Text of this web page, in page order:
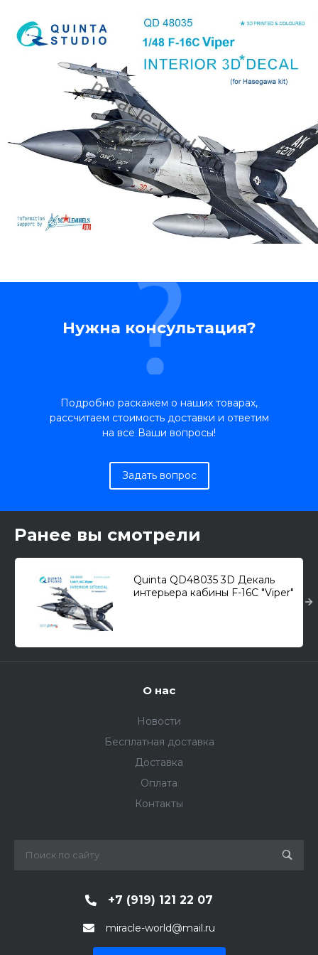
Нужна консультация?
Подробно раскажем о наших товарах,
рассчитаем стоимость доставки и ответим
на все Ваши вопросы!
Задать вопрос
Ранее вы смотрели
Quinta QD48035 3D Декаль
интерьера кабины F-16С "Viper"
О нас
Новости
Бесплатная доставка
Доставка
Оплата
Контакты
+7 (919) 121 22 07
miracle-world@mail.ru